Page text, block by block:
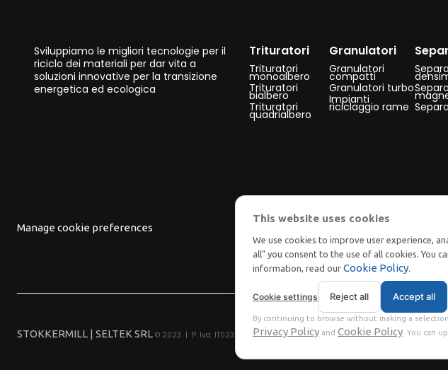
Sviluppiamo le migliori tecnologie per il
riciclo dei materiali per dar vita a
soluzioni innovative per la transizione
energetica ed ecologica
Trituratori
Trituratori
monoalbero
Trituratori
bialbero
Trituratori
quadrialbero
Granulatori
Granulatori
compatti
Granulatori turbo
Impianti
riciclaggio rame
Manage cookie preferences
STOKKERMILL | SELTEK SRL © 2023 | P. Iva. IT02360630301 |Privacy|Terms
This website uses cookies
We use cookies to improve user experience,
all" you consent to the use of all cookies. You
information, read our Cookie Policy.
Cookie settings Reject all Accept all
By continuing to browse without making a
Privacy Policy and Cookie Policy . You can